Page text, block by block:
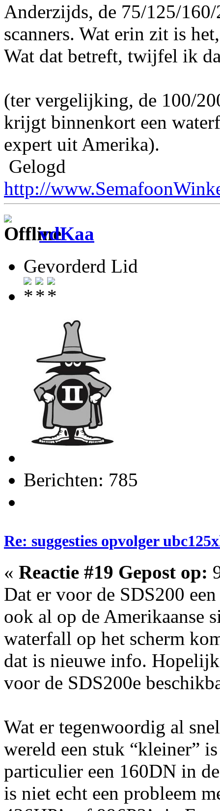
Anderzijds, de 75/125/
scanners. Wat erin zit is
Wat dat betreft, twijfel ik
(ter vergelijking, de 100/
krijgt binnenkort een
expert uit Amerika).
Gelogd
http://
vdKaa
Gevorderd Lid
Berichten: 785
Re: suggesties opvolger
« Reactie #19 Gepost op:
Dat er voor de SDS200
ook al op de Amerikaanse
waterfall op het scherm
dat is nieuwe info.
voor de SDS200e
Wat er tegenwoordig al
wereld een stuk “kleiner”
particulier een 160DN in
is niet echt een probleem